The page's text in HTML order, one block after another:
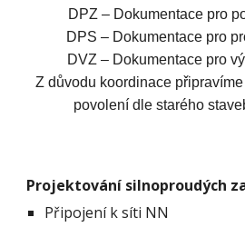
DPZ – Dokumentace pro
DPS – Dokumentace pro
DVZ – Dokumentace pro
Z důvodu koordinace
povolení dle starého
Projektování silnoproudých
Připojení k síti NN